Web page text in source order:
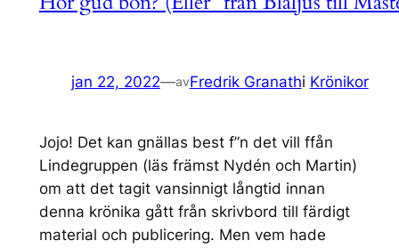
jan 22, 2022—avFredrik Granathi Krönikor
Jojo! Det kan gnällas best f”n det vill ffån
Lindegruppen (läs främst Nydén och Martin)
om att det tagit vansinnigt långtid innan
denna krönika gått från skrivbord till färdigt
material och publicering. Men vem hade